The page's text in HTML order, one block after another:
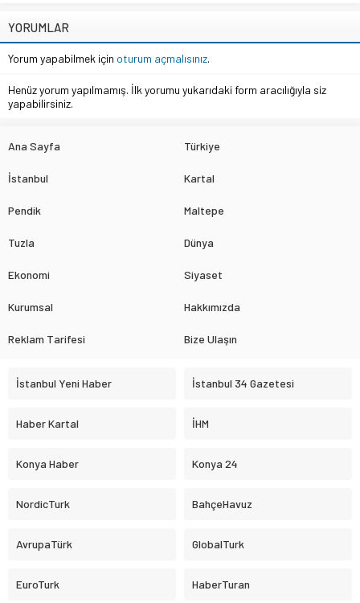
YORUMLAR
Yorum yapabilmek için oturum açmalısınız.
Henüz yorum yapılmamış. İlk yorumu yukarıdaki form aracılığıyla siz
yapabilirsiniz.
Ana Sayfa Türkiye
İstanbul Kartal
Pendik Maltepe
Tuzla Dünya
Ekonomi Siyaset
Kurumsal Hakkımızda
Reklam Tarifesi Bize Ulaşın
İstanbul Yeni Haber İstanbul 34 Gazetesi
Haber Kartal İHM
Konya Haber Konya 24
NordicTurk BahçeHavuz
AvrupaTürk GlobalTurk
EuroTurk HaberTuran